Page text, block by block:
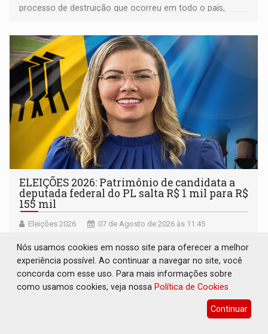
processo de destruição que ocorreu em todo o país,
ELEIÇÕES 2026: Patrimônio de candidata a
deputada federal do PL salta R$ 1 mil para R$
155 mil
Eleições 2026 07 de Agosto de 2026 às 11:45
como ‘dona de casa’ para o Tribunal Superior Eleitoral
Nós usamos cookies em nosso site para oferecer a melhor
experiência possível. Ao continuar a navegar no site, você
concorda com esse uso. Para mais informações sobre
como usamos cookies, veja nossa Política de Cookies
Continuar